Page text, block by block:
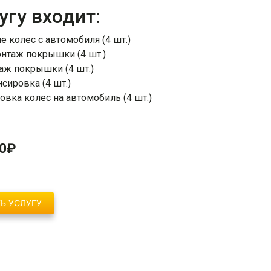
Спойлеры / Козырьки на стекло
входит:
колес с автомобиля (4 шт.)
покрышки (4 шт.)
покрышки (4 шт.)
(4 шт.)
колес на автомобиль (4 шт.)
₽
УСЛУГУ